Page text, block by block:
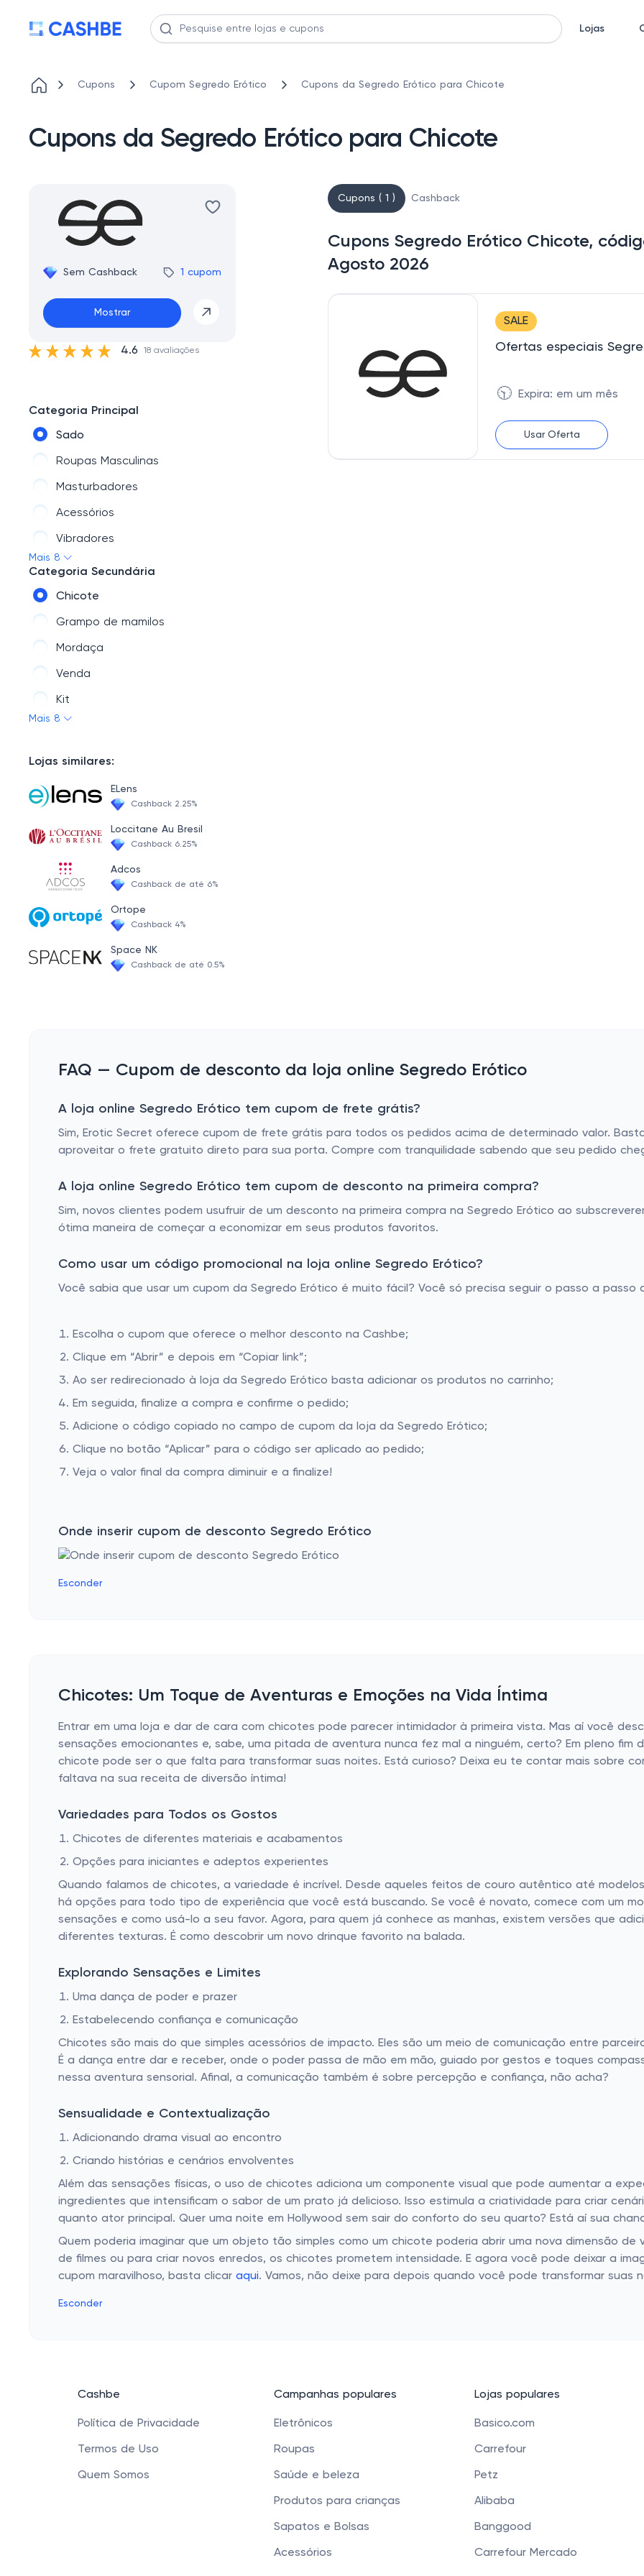
Lojas
Cupons Cupom Segredo Erótico Cupons da Segredo Erótico para Chicote
Cupons da Segredo Erótico para Chicote
Sem Cashback 1 cupom
Mostrar
4.6 18 avaliações
Categoria Principal
Sado
Roupas Masculinas
Masturbadores
Acessórios
Vibradores
Pompoarismo
Cosméticos
Lingerie e Fantasias
Mais 8
Categoria Secundária
Chicote
Grampo de mamilos
Mordaça
Venda
Kit
Mais 8
Lojas similares:
ELens
Cashback 2.25%
Loccitane Au Bresil
Cashback 6.25%
Adcos
Cashback de até 6%
Ortope
Cashback 4%
Space NK
Cashback de até 0.5%
Cupons ( 1 ) Cashback
Cupons Segredo Erótico Chicote,
Agosto 2026
SALE
Ofertas especiais
🕥 Expira: em um mês
Usar Oferta
FAQ — Cupom de desconto da loja online Segredo Erótico
A loja online Segredo Erótico tem cupom de frete grátis?
Sim, Erotic Secret oferece cupom de frete grátis para todos os pedidos acima de determinado valor.
aproveitar o frete gratuito direto para sua porta. Compre com tranquilidade sabendo que seu pedido
A loja online Segredo Erótico tem cupom de desconto na primeira compra?
Sim, novos clientes podem usufruir de um desconto na primeira compra na Segredo Erótico ao
ótima maneira de começar a economizar em seus produtos favoritos.
Como usar um código promocional na loja online Segredo Erótico?
Você sabia que usar um cupom da Segredo Erótico é muito fácil? Você só precisa seguir o passo a passo
Escolha o cupom que oferece o melhor desconto na Cashbe;
Clique em “Abrir” e depois em “Copiar link”;
Ao ser redirecionado à loja da Segredo Erótico basta adicionar os produtos no carrinho;
Em seguida, finalize a compra e confirme o pedido;
Adicione o código copiado no campo de cupom da loja da Segredo Erótico;
Clique no botão “Aplicar” para o código ser aplicado ao pedido;
Veja o valor final da compra diminuir e a finalize!
Onde inserir cupom de desconto Segredo Erótico
Esconder
Chicotes: Um Toque de Aventuras e Emoções na Vida Íntima
Entrar em uma loja e dar de cara com chicotes pode parecer intimidador à primeira vista. Mas aí você
sensações emocionantes e, sabe, uma pitada de aventura nunca fez mal a ninguém, certo? Em pleno fim
chicote pode ser o que falta para transformar suas noites. Está curioso? Deixa eu te contar mais sobre
faltava na sua receita de diversão íntima!
Variedades para Todos os Gostos
Chicotes de diferentes materiais e acabamentos
Opções para iniciantes e adeptos experientes
Quando falamos de chicotes, a variedade é incrível. Desde aqueles feitos de couro autêntico até
há opções para todo tipo de experiência que você está buscando. Se você é novato, comece com um
sensações e como usá-lo a seu favor. Agora, para quem já conhece as manhas, existem versões que
diferentes texturas. É como descobrir um novo drinque favorito na balada.
Explorando Sensações e Limites
Uma dança de poder e prazer
Estabelecendo confiança e comunicação
Chicotes são mais do que simples acessórios de impacto. Eles são um meio de comunicação entre
É a dança entre dar e receber, onde o poder passa de mão em mão, guiado por gestos e toques
nessa aventura sensorial. Afinal, a comunicação também é sobre percepção e confiança, não acha?
Sensualidade e Contextualização
Adicionando drama visual ao encontro
Criando histórias e cenários envolventes
Além das sensações físicas, o uso de chicotes adiciona um componente visual que pode aumentar a
ingredientes que intensificam o sabor de um prato já delicioso. Isso estimula a criatividade para criar
quanto ator principal. Quer uma noite em Hollywood sem sair do conforto do seu quarto? Está aí sua
Quem poderia imaginar que um objeto tão simples como um chicote poderia abrir uma nova dimensão de
de filmes ou para criar novos enredos, os chicotes prometem intensidade. E agora você pode deixar a
cupom maravilhoso, basta clicar aqui. Vamos, não deixe para depois quando você pode transformar suas
Esconder
Cashbe
Política de Privacidade
Termos de Uso
Quem Somos
Campanhas populares
Eletrônicos
Roupas
Saúde e beleza
Produtos para crianças
Sapatos e Bolsas
Acessórios
Lojas populares
Basico.com
Carrefour
Petz
Alibaba
Banggood
Carrefour Mercado